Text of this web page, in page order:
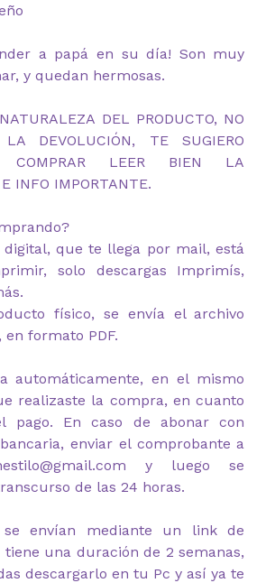
a papá en su día! Son muy
y quedan hermosas.
DEL PRODUCTO, NO
DEVOLUCIÓN, TE SUGIERO
COMPRAR LEER BIEN LA
INFO IMPORTANTE.
digital, que te llega por mail, está
solo descargas Imprimís,
físico, se envía el archivo
formato PDF.
automáticamente, en el mismo
realizaste la compra, en cuanto
pago. En caso de abonar con
enviar el comprobante a
y luego se
de las 24 horas.
se envían mediante un link de
tiene una duración de 2 semanas,
descargarlo en tu Pc y así ya te